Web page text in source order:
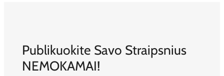
Publikuokite Savo Straipsnius
NEMOKAMAI!